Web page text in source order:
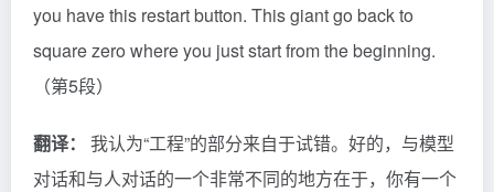
you have this restart button. This giant go back to
square zero where you just start from the beginning.
（第5段）
翻译：
我认为“工程”的部分来自于试错。好的，与模型
对话和与人对话的一个非常不同的地方在于，你有一个